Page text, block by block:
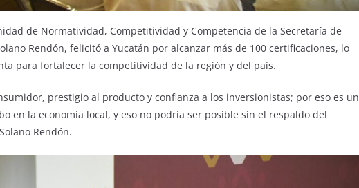
de Normatividad, Competitividad y Competencia de la Secretaría de
Rendón, felicitó a Yucatán por alcanzar más de 100 certificaciones, lo
para fortalecer la competitividad de la región y del país.
prestigio al producto y confianza a los inversionistas; por eso es un
en la economía local, y eso no podría ser posible sin el respaldo del
Rendón.